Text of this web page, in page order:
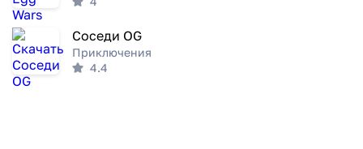
Соседи OG
Приключения
4.4